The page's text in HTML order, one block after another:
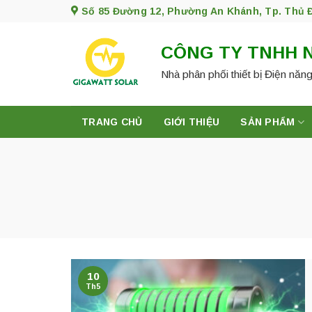
Số 85 Đường 12, Phường An Khánh, Tp. Thủ
CÔNG TY TNHH
Nhà phân phối thiết bị Điện
TRANG CHỦ GIỚI THIỆU SẢN PHẨM
10
Th5